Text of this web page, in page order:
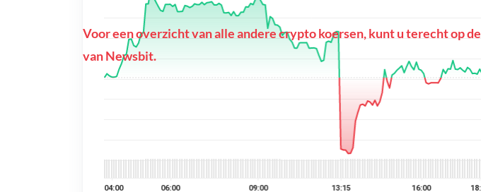
Voor een overzicht van alle andere crypto koersen, kunt u terecht op de
van Newsbit.